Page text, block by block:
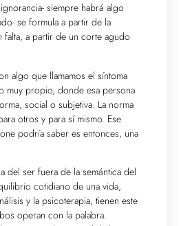
siempre habrá algo
se formula a partir de la
falta, a partir de un corte agudo
algo que llamamos el síntoma
muy propio, donde esa persona
social o subjetiva. La norma
otros y para sí mismo. Ese
podría saber es entonces, una
del ser fuera de la semántica del
cotidiano de una vida,
y la psicoterapia, tienen este
operan con la palabra.